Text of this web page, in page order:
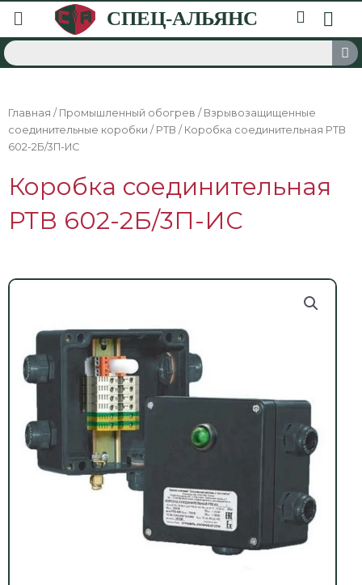
Главная / Промышленный обогрев / Взрывозащищенные
соединительные коробки / РТВ / Коробка соединительная РТВ
602-2Б/3П-ИС
Коробка соединительная
РТВ 602-2Б/3П-ИС